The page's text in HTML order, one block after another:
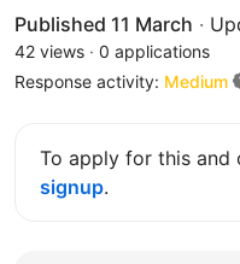
Published 11 March ·
42 views · 0 applications
Response activity: Medium
To apply for this and
signup.